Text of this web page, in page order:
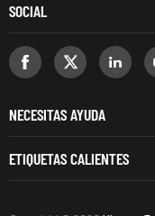
SOCIAL
NECESITAS AYUDA
ETIQUETAS CALIENTES